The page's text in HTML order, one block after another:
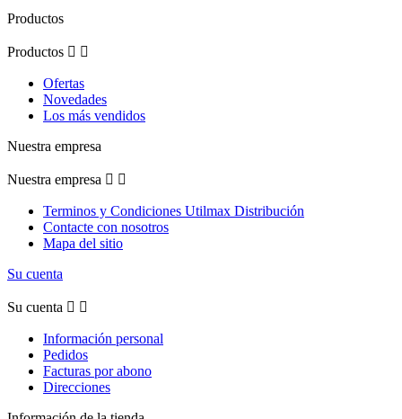
Productos
Productos  
Ofertas
Novedades
Los más vendidos
Nuestra empresa
Nuestra empresa  
Terminos y Condiciones Utilmax Distribución
Contacte con nosotros
Mapa del sitio
Su cuenta
Su cuenta  
Información personal
Pedidos
Facturas por abono
Direcciones